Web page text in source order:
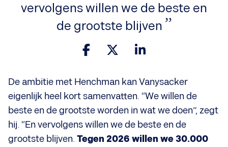
vervolgens willen we de beste en
de grootste blijven
De ambitie met Henchman kan Vanysacker
eigenlijk heel kort samenvatten. “We willen de
beste en de grootste worden in wat we doen”, zegt
hij. “En vervolgens willen we de beste en de
grootste blijven. Tegen 2026 willen we 30.000